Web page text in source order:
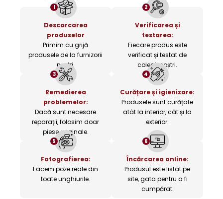
1
Descarcarea
produselor
Primim cu grijă
produsele de la furnizorii
noștri.
2
Verificarea și
testarea:
Fiecare produs este
verificat și testat de
colegii noștri.
3
Remedierea
problemelor:
Dacă sunt necesare
reparații, folosim doar
piese originale.
4
Curățare și igienizare:
Produsele sunt curățate
atât la interior, cât și la
exterior.
5
Fotografierea:
Facem poze reale din
toate unghiurile.
6
Încărcarea online:
Produsul este listat pe
site, gata pentru a fi
cumpărat.